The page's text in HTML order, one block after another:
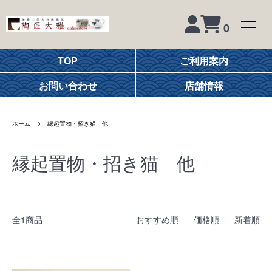
0
TOP
ご利用案内
お問い合わせ
店舗情報
ホーム 縁起置物・招き猫 他
縁起置物・招き猫 他
全1商品 おすすめ順 価格順 新着順